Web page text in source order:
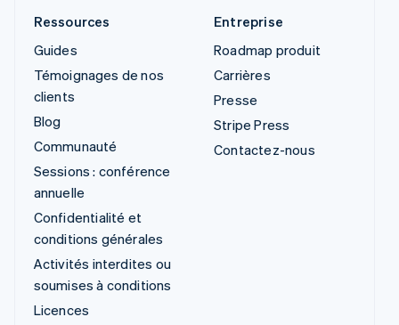
Ressources
Guides
Témoignages de nos
clients
Blog
Communauté
Sessions : conférence
annuelle
Confidentialité et
conditions générales
Activités interdites ou
soumises à conditions
Licences
Entreprise
Roadmap produit
Carrières
Presse
Stripe Press
Contactez-nous